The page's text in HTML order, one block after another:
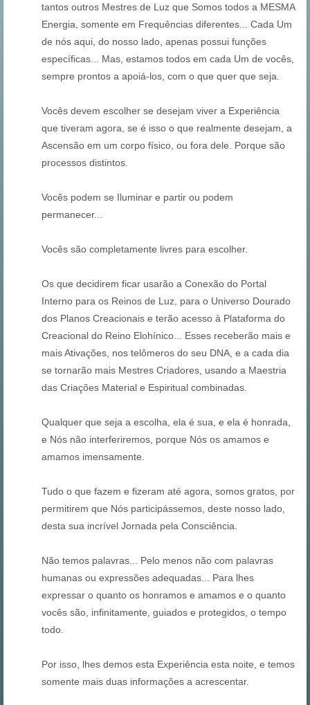
tantos outros Mestres de Luz que Somos todos a MESMA
Energia, somente em Frequências diferentes... Cada Um
de nós aqui, do nosso lado, apenas possui funções
específicas... Mas, estamos todos em cada Um de vocês,
sempre prontos a apoiá-los, com o que quer que seja.
Vocês devem escolher se desejam viver a Experiência
que tiveram agora, se é isso o que realmente desejam, a
Ascensão em um corpo físico, ou fora dele. Porque são
processos distintos.
Vocês podem se Iluminar e partir ou podem
permanecer...
Vocês são completamente livres para escolher.
Os que decidirem ficar usarão a Conexão do Portal
Interno para os Reinos de Luz, para o Universo Dourado
dos Planos Creacionais e terão acesso à Plataforma do
Creacional do Reino Elohínico... Esses receberão mais e
mais Ativações, nos telômeros do seu DNA, e a cada dia
se tornarão mais Mestres Criadores, usando a Maestria
das Criações Material e Espiritual combinadas.
Qualquer que seja a escolha, ela é sua, e ela é honrada,
e Nós não interferiremos, porque Nós os amamos e
amamos imensamente.
Tudo o que fazem e fizeram até agora, somos gratos, por
permitirem que Nós participássemos, deste nosso lado,
desta sua incrível Jornada pela Consciência.
Não temos palavras... Pelo menos não com palavras
humanas ou expressões adequadas... Para lhes
expressar o quanto os honramos e amamos e o quanto
vocês são, infinitamente, guiados e protegidos, o tempo
todo.
Por isso, lhes demos esta Experiência esta noite, e temos
somente mais duas informações a acrescentar.